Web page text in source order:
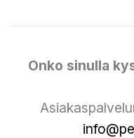
Onko sinulla